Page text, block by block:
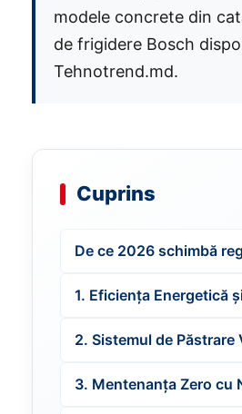
modele concrete din
de frigidere Bosch
Tehnotrend.md.
Cuprins
De ce 2026 schimbă
1. Eficiența Energetică
2. Sistemul de Păstrare
3. Mentenanța Zero cu